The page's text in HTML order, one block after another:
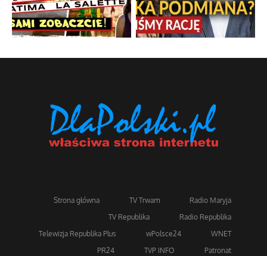
Strona główna TV Trwam
Radio Maryja
TV Republika
Radio Republika
Telewizja Republika Plus
wPolsce24
WNET
PR24
TVP INFO
Patronat